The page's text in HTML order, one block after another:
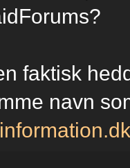
faktisk
navn